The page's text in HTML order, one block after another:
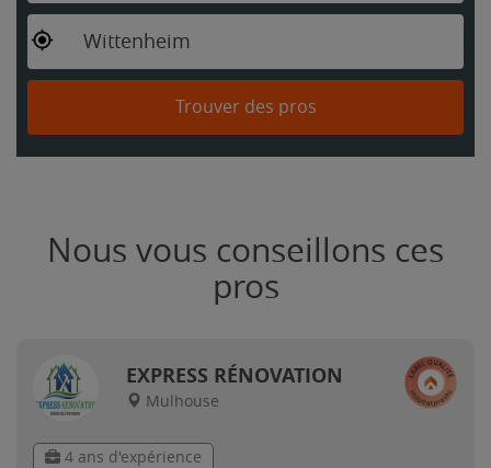
Wittenheim
Trouver des pros
Nous vous conseillons ces
pros
EXPRESS RÉNOVATION
Mulhouse
4 ans d'expérience